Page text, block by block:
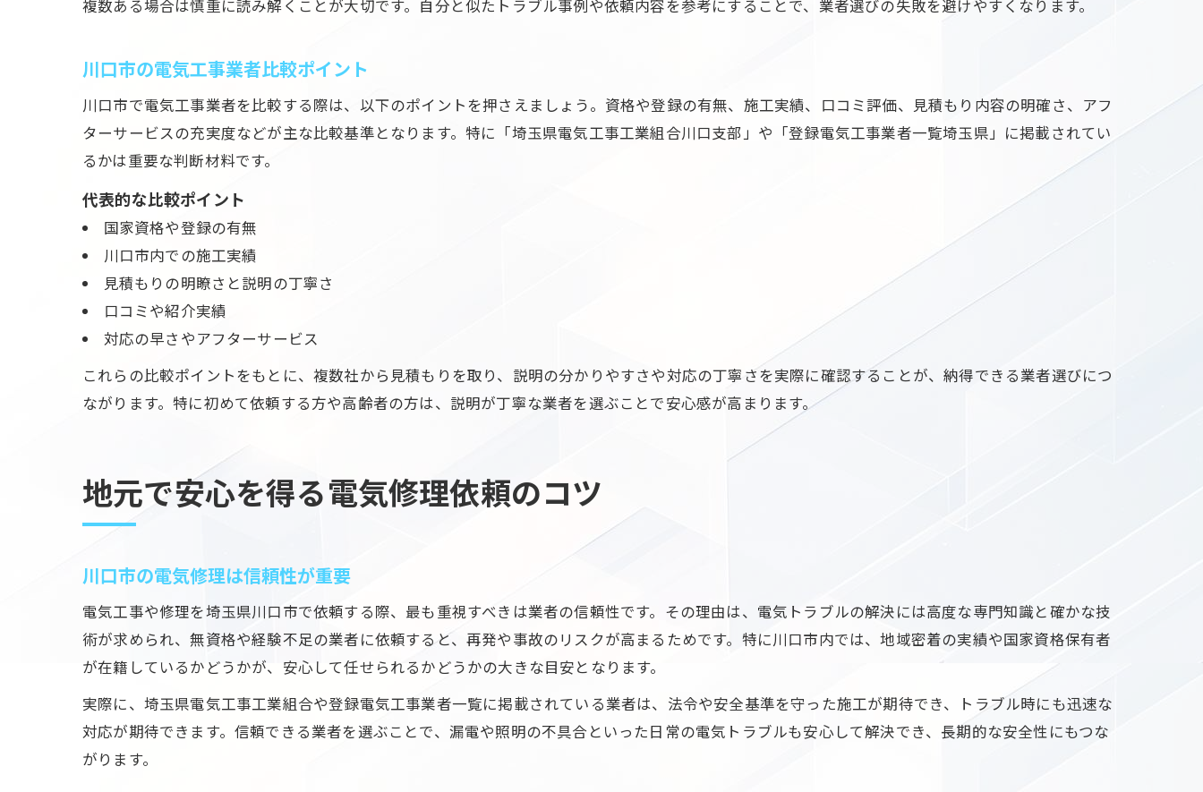
複数ある場合は慎重に読み解くことが大切です。自分と似たトラブル事例や依頼内容を参考にすることで、業者選びの失敗を避けやすくなります。
川口市の電気工事業者比較ポイント
川口市で電気工事業者を比較する際は、以下のポイントを押さえましょう。資格や登録の有無、施工実績、口コミ評価、見積もり内容の明確さ、アフ
ターサービスの充実度などが主な比較基準となります。特に「埼玉県電気工事工業組合川口支部」や「登録電気工事業者一覧埼玉県」に掲載されてい
るかは重要な判断材料です。
代表的な比較ポイント
国家資格や登録の有無
川口市内での施工実績
見積もりの明瞭さと説明の丁寧さ
口コミや紹介実績
対応の早さやアフターサービス
これらの比較ポイントをもとに、複数社から見積もりを取り、説明の分かりやすさや対応の丁寧さを実際に確認することが、納得できる業者選びにつ
ながります。特に初めて依頼する方や高齢者の方は、説明が丁寧な業者を選ぶことで安心感が高まります。
地元で安心を得る電気修理依頼のコツ
川口市の電気修理は信頼性が重要
電気工事や修理を埼玉県川口市で依頼する際、最も重視すべきは業者の信頼性です。その理由は、電気トラブルの解決には高度な専門知識と確かな技
術が求められ、無資格や経験不足の業者に依頼すると、再発や事故のリスクが高まるためです。特に川口市内では、地域密着の実績や国家資格保有者
が在籍しているかどうかが、安心して任せられるかどうかの大きな目安となります。
実際に、埼玉県電気工事工業組合や登録電気工事業者一覧に掲載されている業者は、法令や安全基準を守った施工が期待でき、トラブル時にも迅速な
対応が期待できます。信頼できる業者を選ぶことで、漏電や照明の不具合といった日常の電気トラブルも安心して解決でき、長期的な安全性にもつな
がります。